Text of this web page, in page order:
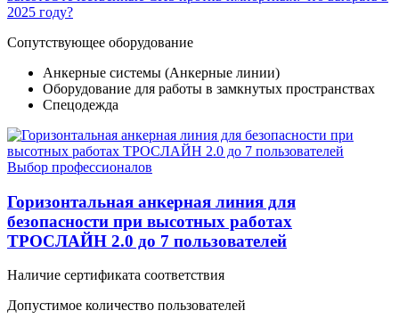
2025 году?
Сопутствующее оборудование
Анкерные системы (Анкерные линии)
Оборудование для работы в замкнутых пространствах
Спецодежда
Выбор профессионалов
Горизонтальная анкерная линия для
безопасности при высотных работах
ТРОСЛАЙН 2.0 до 7 пользователей
Наличие сертификата соответствия
Допустимое количество пользователей